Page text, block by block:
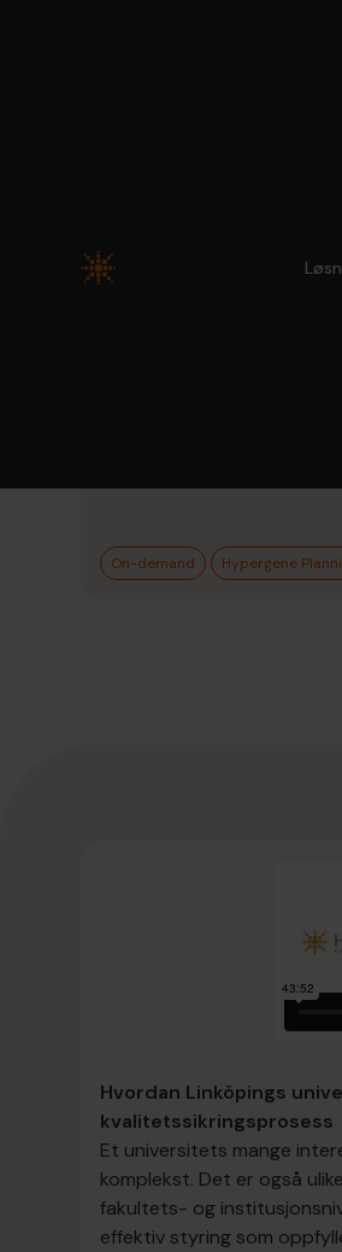
On-demand Hypergene
Hvordan Linköpings
kvalitetssikringsprosess
Et universitets mange
komplekst. Det er også
fakultets- og
effektiv styring som